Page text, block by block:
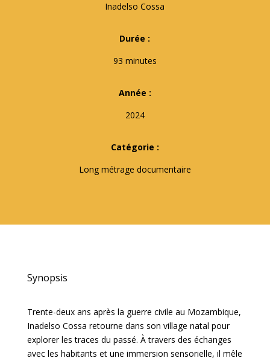
Inadelso Cossa
Durée :
93 minutes
Année :
2024
Catégorie :
Long métrage documentaire
Synopsis
Trente-deux ans après la guerre civile au Mozambique,
Inadelso Cossa retourne dans son village natal pour
explorer les traces du passé. À travers des échanges
avec les habitants et une immersion sensorielle, il mêle